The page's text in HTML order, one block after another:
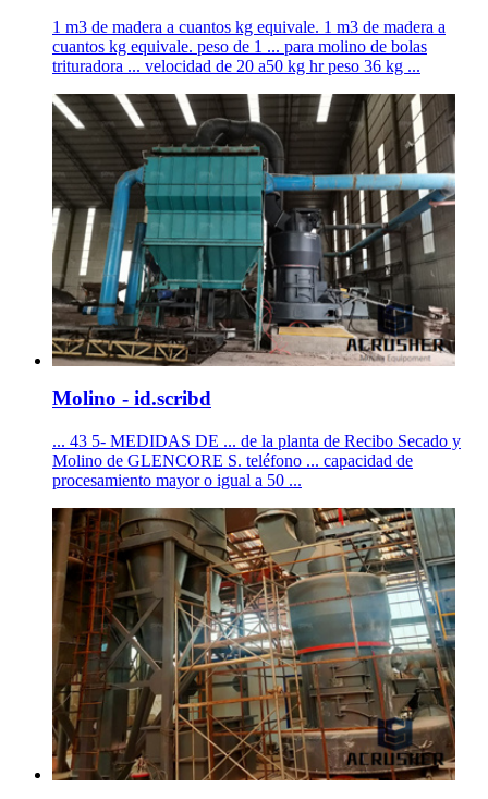
1 m3 de madera a cuantos kg equivale. 1 m3 de madera a
cuantos kg equivale. peso de 1 ... para molino de bolas
trituradora ... velocidad de 20 a50 kg hr peso 36 kg ...
Molino - id.scribd
... 43 5- MEDIDAS DE ... de la planta de Recibo Secado y
Molino de GLENCORE S. teléfono ... capacidad de
procesamiento mayor o igual a 50 ...